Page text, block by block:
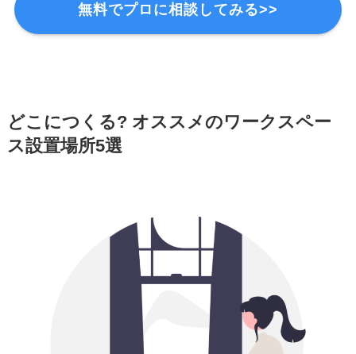
無料でプロに相談してみる>>
どこにつくる? オススメのワークスペー
ス設置場所5選